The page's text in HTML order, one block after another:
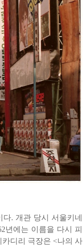
다. 개관 당시 서울키네
년에는 이름을 다시 피
카디리 극장은 <나의 사